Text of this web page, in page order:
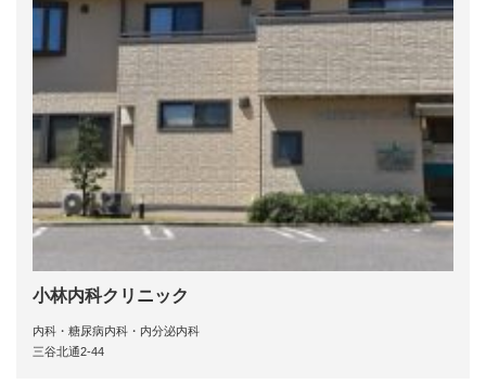
小林内科クリニック
内科・糖尿病内科・内分泌内科
三谷北通2-44